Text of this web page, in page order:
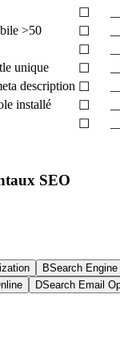
☐
>50
☐
☐
unique
☐
description ☐
installé
☐
☐
SEO
BSearch
DSearch Email